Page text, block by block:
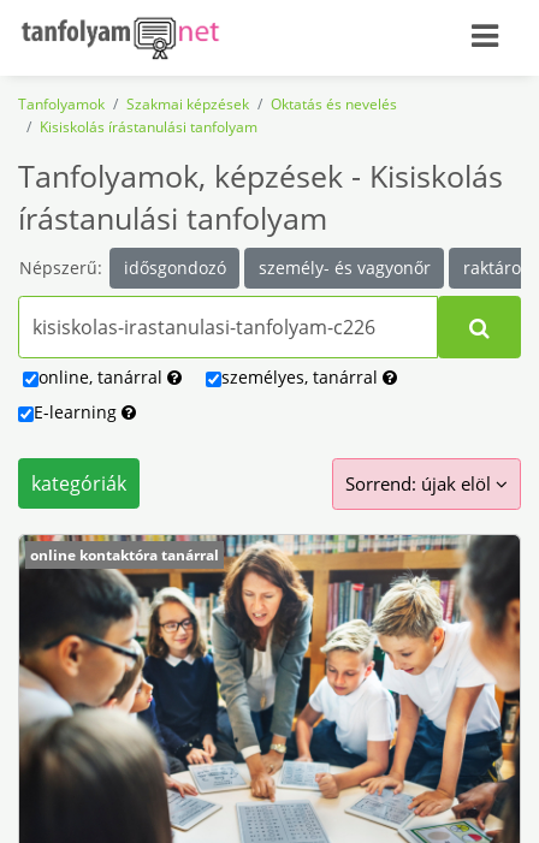
Tanfolyamok Szakmai képzések
Oktatás és nevelés
Kisiskolás írástanulási tanfolyam
Tanfolyamok, képzések - Kisiskolás
írástanulási tanfolyam
Népszerű: idősgondozó személy- és vagyonőr raktáros
online, tanárral személyes, tanárral
E-learning
kategóriák Sorrend: újak elöl
online kontaktóra tanárral